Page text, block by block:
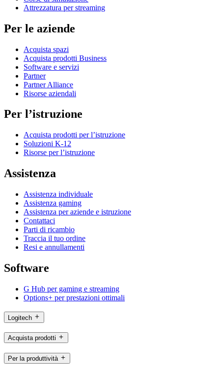
Attrezzatura per streaming
Per le aziende
Acquista spazi
Acquista prodotti Business
Software e servizi
Partner
Partner Alliance
Risorse aziendali
Per l’istruzione
Acquista prodotti per l’istruzione
Soluzioni K-12
Risorse per l’istruzione
Assistenza
Assistenza individuale
Assistenza gaming
Assistenza per aziende e istruzione
Contattaci
Parti di ricambio
Traccia il tuo ordine
Resi e annullamenti
Software
G Hub per gaming e streaming
Options+ per prestazioni ottimali
Logitech
Acquista prodotti
Per la produttività